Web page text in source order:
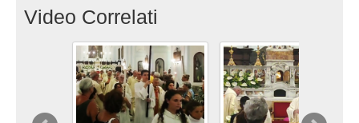
Video Correlati